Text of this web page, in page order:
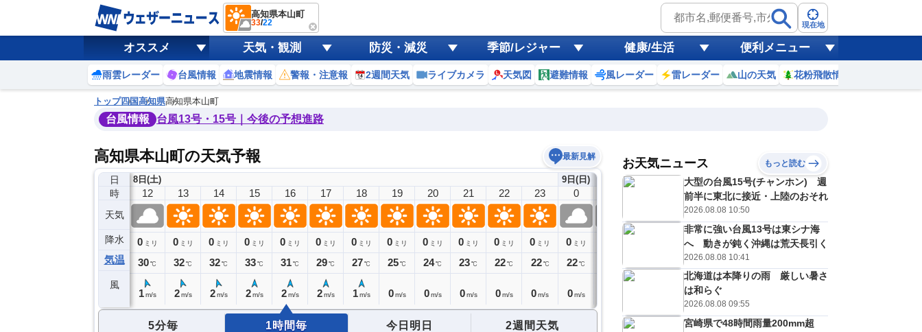
高知県本山町
33/22 現在地
オススメ 天気・観測 防災・減災 季節/レジャー 健康/生活 便利メニュー
雨雲レーダー 台風情報 地震情報 警報・注意報 2週間天気 ライブカメラ 天気図 避難情報 風レーダー 雷レーダー 山の天気 花粉飛散情報
トップ四国高知県高知県本山町
台風情報 台風13号・15号｜今後の予想進路
高知県本山町の天気予報 最新見解
日
時
天気
降水
気温
風
8日(土)
11
0ミリ
29℃
12
0 ミリ
30℃
1 m/s
13
0 ミリ
32℃
2 m/s
14
0 ミリ
32℃
2 m/s
15
0 ミリ
33℃
2 m/s
16
0 ミリ
31℃
2 m/s
17
0 ミリ
29℃
2 m/s
18
0 ミリ
27℃
1 m/s
19
0 ミリ
25℃
0 m/s
20
0 ミリ
24℃
0 m/s
21
0 ミリ
23℃
0 m/s
22
0 ミリ
22℃
0 m/s
23
0 ミリ
22 ℃
0m/s
9日(日)
0
0 ミリ
22℃
0 m/s
3
ミリ
22
m/s
4
0 ミリ
21
0m/s
5
0 ミリ
21
6
0ミリ
7
0ミリ
5分毎 1時間毎 今日明日 2週間天気
お天気ニュース もっと読む
大型の台風15号(チャンホン) 週
前半に東北に接近・上陸のおそれ
2026.08.08 10:50
非常に強い台風13号は東シナ海
へ 動きが鈍く沖縄は荒天長引く
2026.08.08 10:41
北海道は本降りの雨 厳しい暑さ
は和らぐ
2026.08.08 09:55
宮崎県で48時間雨量200mm超